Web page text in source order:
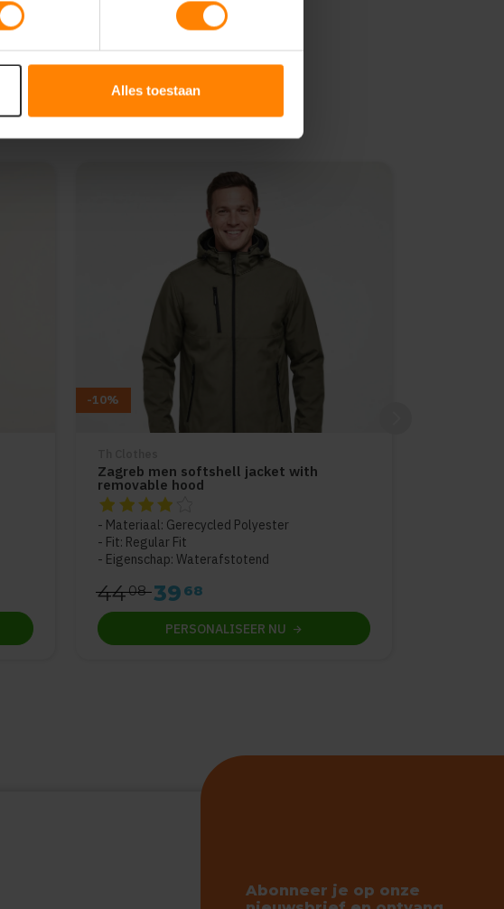
Alles toestaan
-10%
Zagreb men softshell jacket with
removable hood
De beoordeling van dit product is
Materiaal: Gerecycled Polyester
Fit: Regular Fit
Eigenschap: Waterafstotend
4408 39 68
PERSONALISEER NU
Abonneer je op onze